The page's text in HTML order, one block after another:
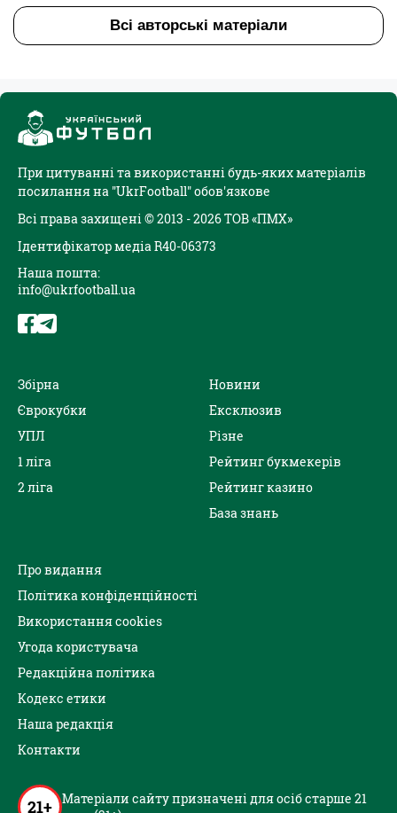
Всі авторські матеріали
При цитуванні та використанні будь-яких матеріалів
посилання на "UkrFootball" обов'язкове
Всі права захищені © 2013 - 2026 ТОВ «ПМХ»
Ідентифікатор медіа R40-06373
Наша пошта:
info@ukrfootball.ua
Збірна
Єврокубки
УПЛ
1 ліга
2 ліга
Новини
Ексклюзив
Різне
Рейтинг букмекерів
Рейтинг казино
База знань
Про видання
Політика конфіденційності
Використання cookies
Угода користувача
Редакційна політика
Кодекс етики
Наша редакція
Контакти
21+ Матеріали сайту призначені для осіб старше 21